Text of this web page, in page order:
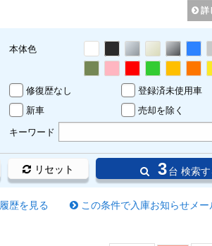
詳
本体色
修復歴なし
登録済未使用車
新車
売却を除く
キーワード
3台 検索す
リセット
この条件で入庫お知らせメ
歴を見る